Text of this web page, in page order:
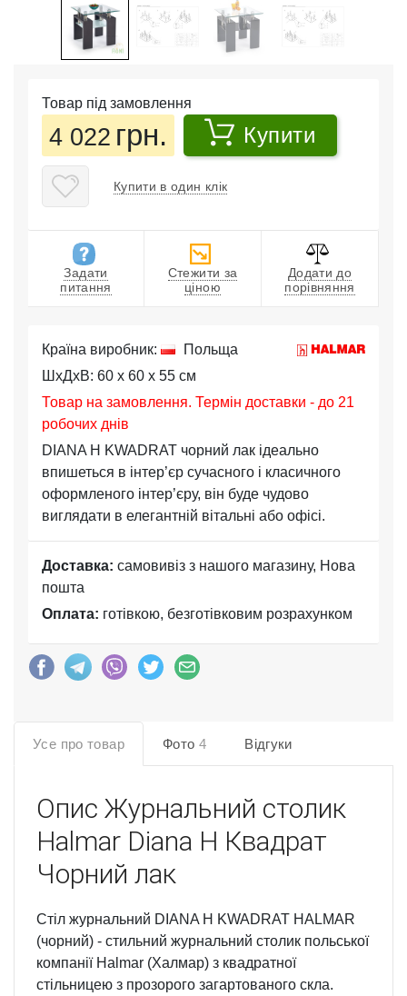
Товар під замовлення
4 022 грн. Купити
Купити в один клік
Задати
питання
Стежити за
ціною
Додати до
порівняння
Країна виробник:
Польща
ШхДхВ: 60 x 60 x 55 см
Товар на замовлення. Термін доставки - до 21
робочих днів
DIANA H KWADRAT чорний лак ідеально
впишеться в інтер’єр сучасного і класичного
оформленого інтер’єру, він буде чудово
виглядати в елегантній вітальні або офісі.
Доставка: самовивіз з нашого магазину, Нова
пошта
Оплата: готівкою, безготівковим розрахунком
Усе про товар Фото 4 Відгуки
Опис Журнальний столик
Halmar Diana H Квадрат
Чорний лак
Стіл журнальний DIANA H KWADRAT HALMAR
(чорний) - стильний журнальний столик польської
компанії Halmar (Халмар) з квадратної
стільницею з прозорого загартованого скла.